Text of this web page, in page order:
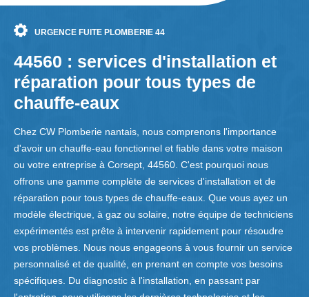
URGENCE FUITE PLOMBERIE 44
44560 : services d'installation et
réparation pour tous types de
chauffe-eaux
Chez CW Plomberie nantais, nous comprenons l'importance
d'avoir un chauffe-eau fonctionnel et fiable dans votre maison
ou votre entreprise à Corsept, 44560. C'est pourquoi nous
offrons une gamme complète de services d'installation et de
réparation pour tous types de chauffe-eaux. Que vous ayez un
modèle électrique, à gaz ou solaire, notre équipe de techniciens
expérimentés est prête à intervenir rapidement pour résoudre
vos problèmes. Nous nous engageons à vous fournir un service
personnalisé et de qualité, en prenant en compte vos besoins
spécifiques. Du diagnostic à l'installation, en passant par